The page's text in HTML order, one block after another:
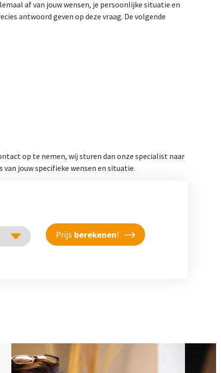
af van jouw wensen, je persoonlijke situatie en
antwoord geven op deze vraag. De volgende
op te nemen, wij sturen dan onze specialist naar
jouw specifieke wensen en situatie.
Prijs berekenen!